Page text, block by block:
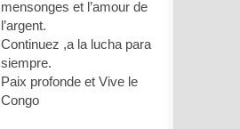
mensonges et l’amour de
l’argent.
Continuez ,a la lucha para
siempre.
Paix profonde et Vive le
Congo